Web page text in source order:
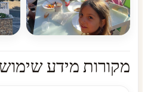
מקורות מידע